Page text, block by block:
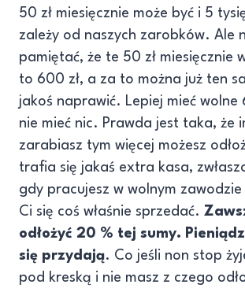
50 zł miesięcznie może być i 5
zależy od naszych zarobków. Ale
pamiętać, że te 50 zł miesięcznie
to 600 zł, a za to można już ten
jakoś naprawić. Lepiej mieć wolne
nie mieć nic. Prawda jest taka, że
zarabiasz tym więcej możesz
trafia się jakaś extra kasa,
gdy pracujesz w wolnym zawodzie
Ci się coś właśnie sprzedać.
odłożyć 20 % tej sumy.
się przydają. Co jeśli non stop
pod kreską i nie masz z czego